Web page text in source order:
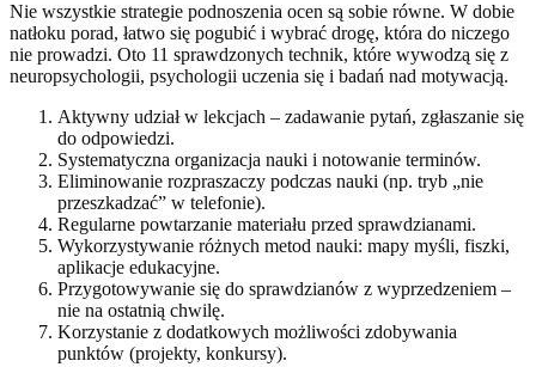
Nie wszystkie strategie podnoszenia ocen są sobie równe. W dobie
natłoku porad, łatwo się pogubić i wybrać drogę, która do niczego
nie prowadzi. Oto 11 sprawdzonych technik, które wywodzą się z
neuropsychologii, psychologii uczenia się i badań nad motywacją.
Aktywny udział w lekcjach – zadawanie pytań, zgłaszanie się
do odpowiedzi.
Systematyczna organizacja nauki i notowanie terminów.
Eliminowanie rozpraszaczy podczas nauki (np. tryb „nie
przeszkadzać” w telefonie).
Regularne powtarzanie materiału przed sprawdzianami.
Wykorzystywanie różnych metod nauki: mapy myśli, fiszki,
aplikacje edukacyjne.
Przygotowywanie się do sprawdzianów z wyprzedzeniem –
nie na ostatnią chwilę.
Korzystanie z dodatkowych możliwości zdobywania
punktów (projekty, konkursy).